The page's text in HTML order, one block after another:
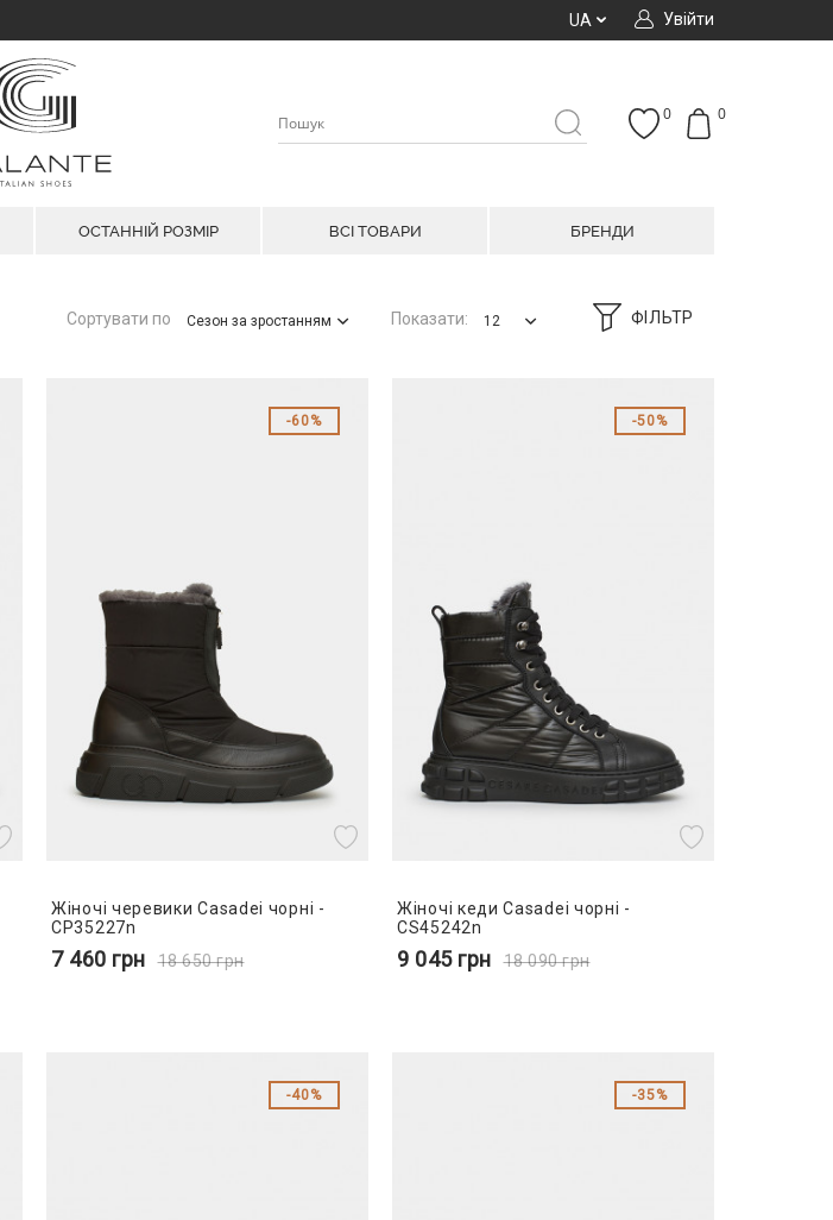
Увійти
UA
0
0
ОСТАННІЙ РОЗМІР ВСІ ТОВАРИ БРЕНДИ
ФІЛЬТР
Сортувати по Сезон за зростанням Показати: 12
60%
Жіночі черевики Casadei чорні -
CP35227n
7 460 грн 18 650грн
50%
Жіночі кеди Casadei чорні -
CS45242n
9 045 грн 18 090грн
40% 35%